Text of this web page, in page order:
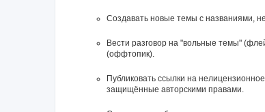
Создавать новые темы с названиями,
Вести разговор на "вольные темы"
(оффтопик).
Публиковать ссылки на
защищённые авторскими правами.